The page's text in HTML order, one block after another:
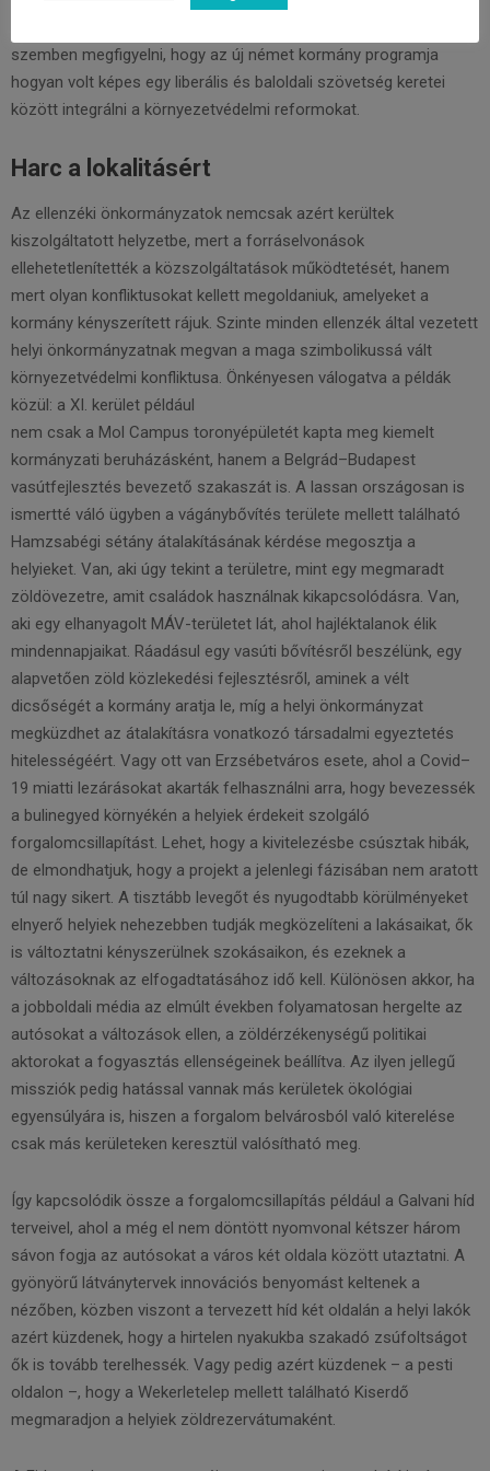
szemben megfigyelni, hogy az új német kormány programja
hogyan volt képes egy liberális és baloldali szövetség keretei
között integrálni a környezetvédelmi reformokat.
Harc a lokalitásért
Az ellenzéki önkormányzatok nemcsak azért kerültek
kiszolgáltatott helyzetbe, mert a forráselvonások
ellehetetlenítették a közszolgáltatások működtetését, hanem
mert olyan konfliktusokat kellett megoldaniuk, amelyeket a
kormány kényszerített rájuk. Szinte minden ellenzék által vezetett
helyi önkormányzatnak megvan a maga szimbolikussá vált
környezetvédelmi konfliktusa. Önkényesen válogatva a példák
közül: a XI. kerület például
nem csak a Mol Campus toronyépületét kapta meg kiemelt
kormányzati beruházásként, hanem a Belgrád–Budapest
vasútfejlesztés bevezető szakaszát is. A lassan országosan is
ismertté váló ügyben a vágánybővítés területe mellett található
Hamzsabégi sétány átalakításának kérdése megosztja a
helyieket. Van, aki úgy tekint a területre, mint egy megmaradt
zöldövezetre, amit családok használnak kikapcsolódásra. Van,
aki egy elhanyagolt MÁV-területet lát, ahol hajléktalanok élik
mindennapjaikat. Ráadásul egy vasúti bővítésről beszélünk, egy
alapvetően zöld közlekedési fejlesztésről, aminek a vélt
dicsőségét a kormány aratja le, míg a helyi önkormányzat
megküzdhet az átalakításra vonatkozó társadalmi egyeztetés
hitelességéért. Vagy ott van Erzsébetváros esete, ahol a Covid–
19 miatti lezárásokat akarták felhasználni arra, hogy bevezessék
a bulinegyed környékén a helyiek érdekeit szolgáló
forgalomcsillapítást. Lehet, hogy a kivitelezésbe csúsztak hibák,
de elmondhatjuk, hogy a projekt a jelenlegi fázisában nem aratott
túl nagy sikert. A tisztább levegőt és nyugodtabb körülményeket
elnyerő helyiek nehezebben tudják megközelíteni a lakásaikat, ők
is változtatni kényszerülnek szokásaikon, és ezeknek a
változásoknak az elfogadtatásához idő kell. Különösen akkor, ha
a jobboldali média az elmúlt években folyamatosan hergelte az
autósokat a változások ellen, a zöldérzékenységű politikai
aktorokat a fogyasztás ellenségeinek beállítva. Az ilyen jellegű
missziók pedig hatással vannak más kerületek ökológiai
egyensúlyára is, hiszen a forgalom belvárosból való kiterelése
csak más kerületeken keresztül valósítható meg.
Így kapcsolódik össze a forgalomcsillapítás például a Galvani híd
terveivel, ahol a még el nem döntött nyomvonal kétszer három
sávon fogja az autósokat a város két oldala között utaztatni. A
gyönyörű látványtervek innovációs benyomást keltenek a
nézőben, közben viszont a tervezett híd két oldalán a helyi lakók
azért küzdenek, hogy a hirtelen nyakukba szakadó zsúfoltságot
ők is tovább terelhessék. Vagy pedig azért küzdenek – a pesti
oldalon –, hogy a Wekerletelep mellett található Kiserdő
megmaradjon a helyiek zöldrezervátumaként.